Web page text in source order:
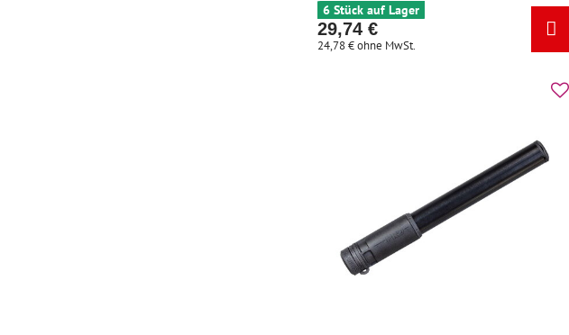
6 Stück auf Lager
29,74 €
24,78 €ohne MwSt.